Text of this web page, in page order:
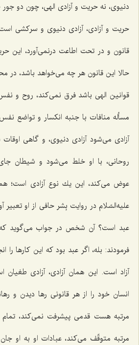
دنیوی، نه حریت و آزادی الهی، چون دو
حریت و آزادی، آزادی دنیوی و سركشی
قانون و در تحت اطاعت درنمی‌آورد، این
حالا این قانون هر چه می‌خواهد باشد، در
قوانین الهی باشد فرق نمی‌كند، روح و
مسأله منافات با جنبه انكسار و تواضع
آزادی می‌شود آزادی دنیوی، و گاهی اوقات
روحانی، با او خلط می‌شود و شیطان
عوض می‌كند، این یك نوع آزادی است؛
علیه‌السّلام در روایت بِشر حافی از او تعبیر
عبد است؟ آن شخص در جواب می‌گوید
فرمودند: بله، اگر عبد بود كه این كارها را
آزاد است. این همان آزادی، آزادی
انسان خود را از هر قانونی رها دیدن و
مرتبه هست قدمی پیشرفت نمی‌كند، تمام
مرتبه متوقّف می‌كند، عبادات او به او جان